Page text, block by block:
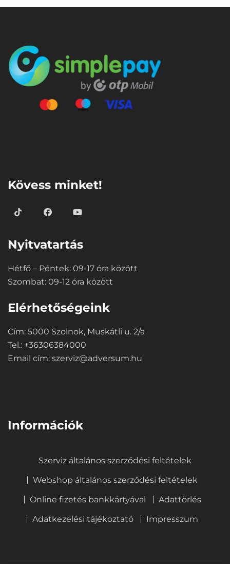
Kövess minket!
Nyitvatartás
Hétfő – Péntek: 09-17 óra között
Szombat: 09-12 óra között
Elérhetőségeink
Cím: 5000 Szolnok, Muskátli u. 2/a
Tel.: +36306384000
Email cím: szerviz@adversum.hu
Információk
Szerviz általános szerződési feltételek
Webshop általános szerződési feltételek
Online fizetés bankkártyával
Adattörlés
Adatkezelési tájékoztató
Impresszum